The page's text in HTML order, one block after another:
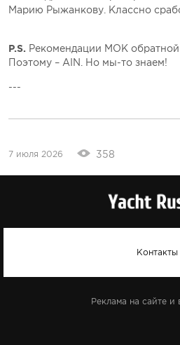
Марию Рыжанкову. Классно
P.S. Рекомендации МОК
Поэтому – AIN. Но мы-то знаем!
---
358
7 июля 2026
Контакты
Реклама на сайте и